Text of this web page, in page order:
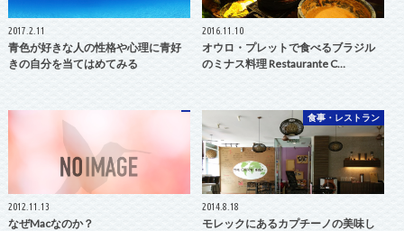
2017.2.11
青色が好きな人の性格や心理に青好
きの自分を当てはめてみる
2016.11.10
オウロ・プレットで食べるブラジル
のミナス料理 Restaurante C…
2012.11.13
なぜMacなのか？
食事・レストラン
2014.8.18
モレックにあるカプチーノの美味し